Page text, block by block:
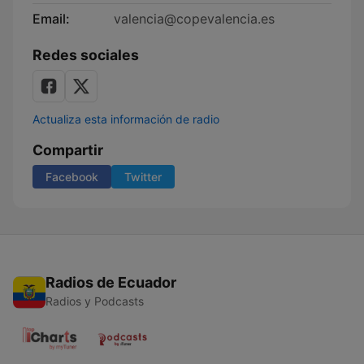
Email:
valencia@copevalencia.es
Redes sociales
Actualiza esta información de radio
Compartir
Facebook Twitter
Radios de Ecuador
Radios y Podcasts